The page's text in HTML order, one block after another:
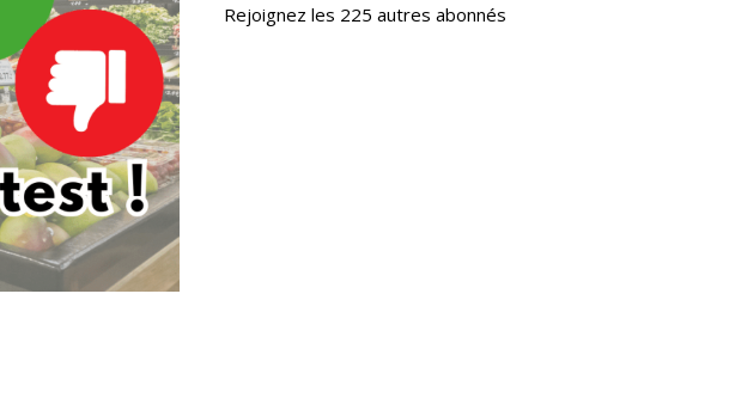
Rejoignez les 225 autres abonnés